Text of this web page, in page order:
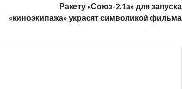
Ракету «Союз-2.1а» для запуска
«киноэкипажа» украсят символикой фильма